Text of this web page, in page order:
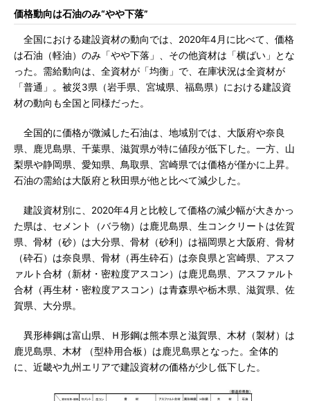
価格動向は石油のみ“やや下落”
全国における建設資材の動向では、2020年4月に比べて、価格
は石油（軽油）のみ「やや下落」、その他資材は「横ばい」とな
った。需給動向は、全資材が「均衡」で、在庫状況は全資材が
「普通」。被災3県（岩手県、宮城県、福島県）における建設資
材の動向も全国と同様だった。
全国的に価格が微減した石油は、地域別では、大阪府や奈良
県、鹿児島県、千葉県、滋賀県が特に値段が低下した。一方、山
梨県や静岡県、愛知県、鳥取県、宮崎県では価格が僅かに上昇。
石油の需給は大阪府と秋田県が他と比べて減少した。
建設資材別に、2020年4月と比較して価格の減少幅が大きかっ
た県は、セメント（バラ物）は鹿児島県、生コンクリートは佐賀
県、骨材（砂）は大分県、骨材（砂利）は福岡県と大阪府、骨材
（砕石）は奈良県、骨材（再生砕石）は奈良県と宮崎県、アスフ
ァルト合材（新材・密粒度アスコン）は鹿児島県、アスファルト
合材（再生材・密粒度アスコン）は青森県や栃木県、滋賀県、佐
賀県、大分県。
異形棒鋼は富山県、Ｈ形鋼は熊本県と滋賀県、木材（製材）は
鹿児島県、木材 （型枠用合板）は鹿児島県となった。全体的
に、近畿や九州エリアで建設資材の価格が少し低下した。